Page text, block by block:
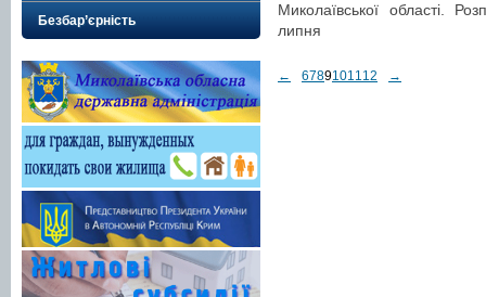
Безбар’єрність
Миколаївської області.
липня
← 6789101112 →